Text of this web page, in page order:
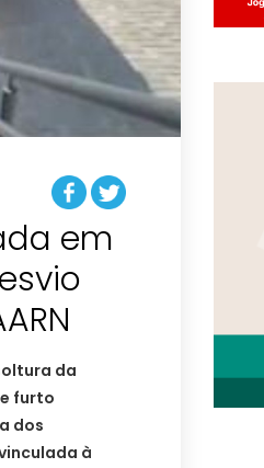
em
da
furto
dos
à